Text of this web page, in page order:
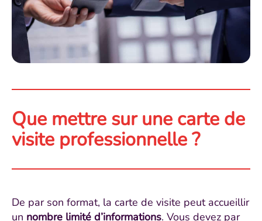
Que mettre sur une carte de
visite professionnelle ?
De par son format, la carte de visite peut accueillir
un nombre limité d’informations. Vous devez par